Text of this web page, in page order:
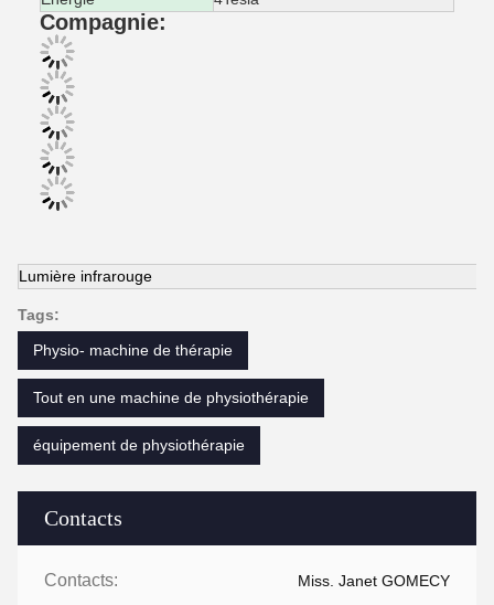
Contacts
Contacts: Miss. Janet GOMECY
Compagnie:
Lumière infrarouge
Tags:
Physio- machine de thérapie
Tout en une machine de physiothérapie
équipement de physiothérapie